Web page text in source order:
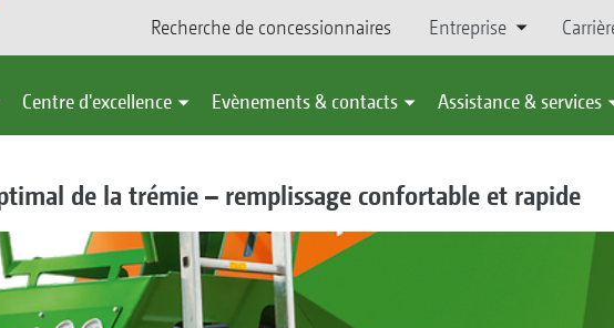
Recherche de concessionnaires Entreprise
Centre d'excellence Evènements & contacts Assistance & services
de la trémie – remplissage confortable et rapide